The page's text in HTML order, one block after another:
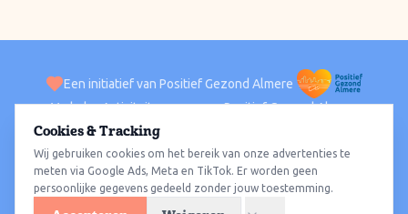
Een initiatief van Positief Gezond Almere
VerhalenActiviteiten Positief Gezond Almere
ACTIVITEITEN PER WIJK
Alle wijkenAlmere HavenAlmere StadAlmere BuitenAlmere Poort
Almere HoutAlmere OosterwoldWat te doen
Cookies & Tracking
Wij gebruiken cookies om het bereik van onze advertenties te
meten via Google Ads, Meta en TikTok. Er worden geen
persoonlijke gegevens gedeeld zonder jouw toestemming.